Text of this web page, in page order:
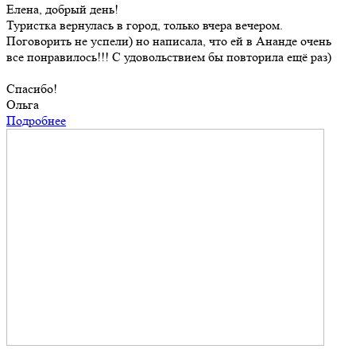
Елена, добрый день!
Туристка вернулась в город, только вчера вечером.
Поговорить не успели) но написала, что ей в Ананде очень
все понравилось!!! С удовольствием бы повторила ещё раз)
Спасибо!
Ольга
Подробнее